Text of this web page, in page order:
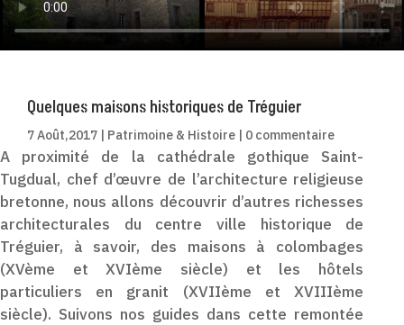
Quelques maisons historiques de Tréguier
7 Août,2017 | Patrimoine & Histoire | 0 commentaire
A proximité de la cathédrale gothique Saint-
Tugdual, chef d’œuvre de l’architecture religieuse
bretonne, nous allons découvrir d’autres richesses
architecturales du centre ville historique de
Tréguier, à savoir, des maisons à colombages
(XVème et XVIème siècle) et les hôtels
particuliers en granit (XVIIème et XVIIIème
siècle). Suivons nos guides dans cette remontée